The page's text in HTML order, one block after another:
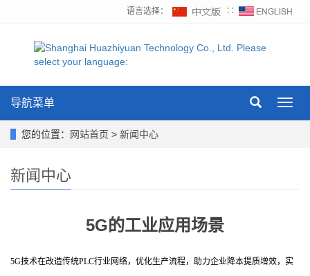
语言选择： ∷
导航菜单
您的位置： 网站首页 > 新闻中心
新闻中心
5G的工业应用场景
5G技术在改造传统PLC行业网络，优化生产流程，助力企业降本提质增效，实